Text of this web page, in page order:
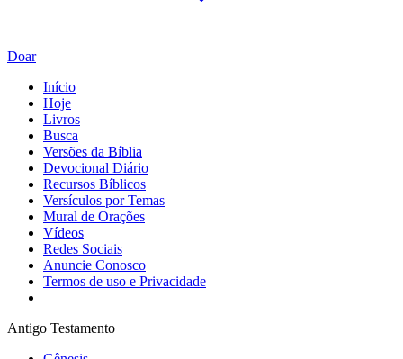
Doar
Início
Hoje
Livros
Busca
Versões da Bíblia
Devocional Diário
Recursos Bíblicos
Versículos por Temas
Mural de Orações
Vídeos
Redes Sociais
Anuncie Conosco
Termos de uso e Privacidade
Antigo Testamento